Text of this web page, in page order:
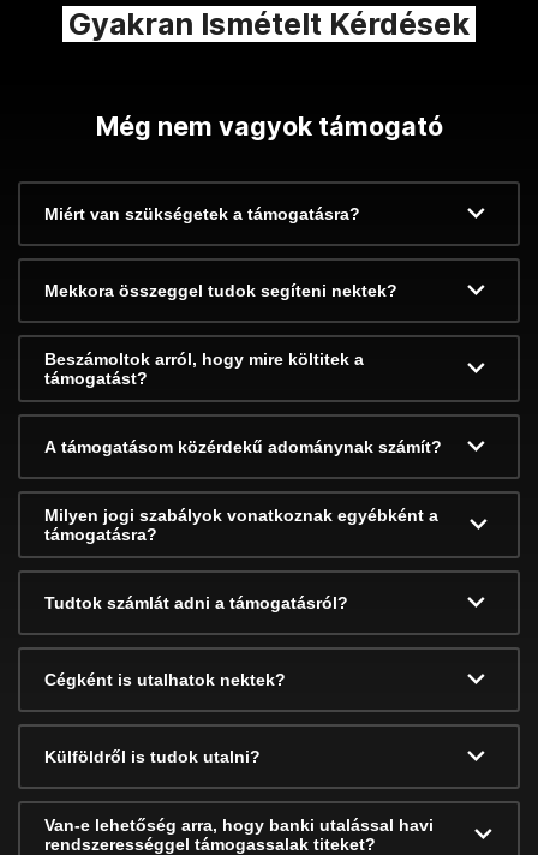
Gyakran Ismételt Kérdések
Még nem vagyok támogató
Miért van szükségetek a támogatásra?
Mekkora összeggel tudok segíteni nektek?
Beszámoltok arról, hogy mire költitek a
támogatást?
A támogatásom közérdekű adománynak számít?
Milyen jogi szabályok vonatkoznak egyébként a
támogatásra?
Tudtok számlát adni a támogatásról?
Cégként is utalhatok nektek?
Külföldről is tudok utalni?
Van-e lehetőség arra, hogy banki utalással havi
rendszerességgel támogassalak titeket?